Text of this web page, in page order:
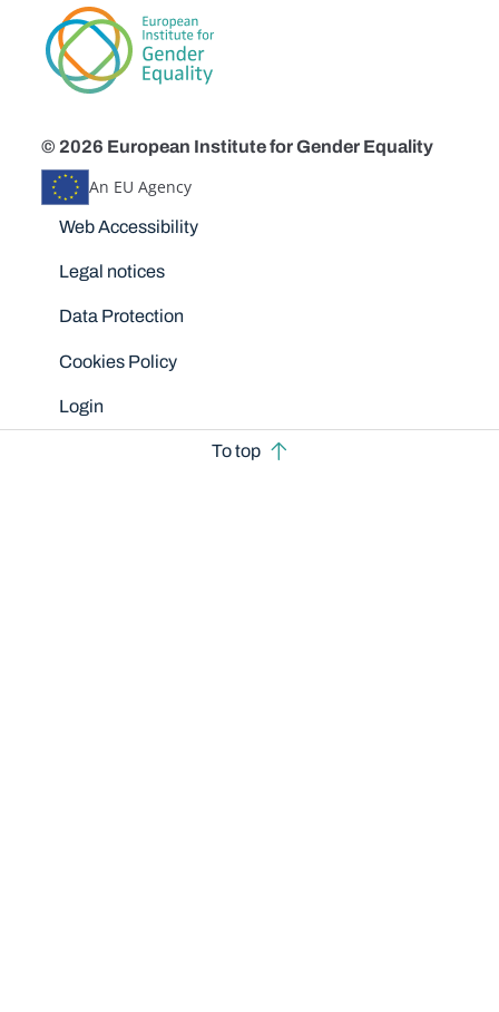
© 2026 European Institute for Gender Equality
An EU Agency
Disclaimers
Web Accessibility
Legal notices
Data Protection
Cookies Policy
Login
To top